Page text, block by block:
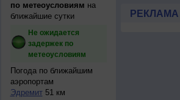
по метеоусловиям на
ближайшие сутки
Не ожидается
задержек по
метеоусловиям
Погода по ближайшим
аэропортам
Эдремит51 км
РЕКЛАМА